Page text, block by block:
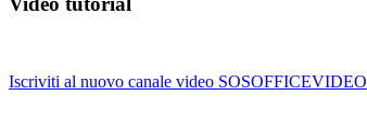
Iscriviti al nuovo canale video SOSOFFICEVIDEO